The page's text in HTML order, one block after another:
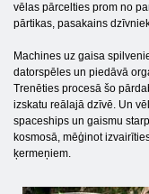
vēlas pārcelties prom no
pārtikas, pasakains
Machines uz gaisa
datorspēles un piedāvā
Trenēties procesā šo
izskatu reālajā dzīvē. Un
spaceships un gaismu
kosmosā, mēģinot
ķermeņiem.